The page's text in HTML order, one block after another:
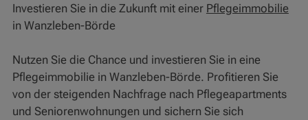
Investieren Sie in die Zukunft mit einer Pflegeimmobilie
in Wanzleben-Börde
Nutzen Sie die Chance und investieren Sie in eine
Pflegeimmobilie in Wanzleben-Börde. Profitieren Sie
von der steigenden Nachfrage nach Pflegeapartments
und Seniorenwohnungen und sichern Sie sich